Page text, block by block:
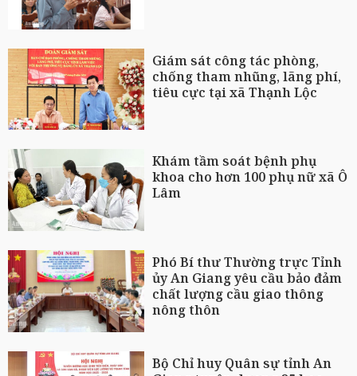
Giám sát công tác phòng,
chống tham nhũng, lãng phí,
tiêu cực tại xã Thạnh Lộc
Khám tầm soát bệnh phụ
khoa cho hơn 100 phụ nữ xã Ô
Lâm
Phó Bí thư Thường trực Tỉnh
ủy An Giang yêu cầu bảo đảm
chất lượng cầu giao thông
nông thôn
Bộ Chỉ huy Quân sự tỉnh An